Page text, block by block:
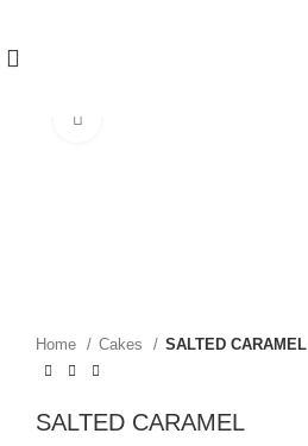
Home Cakes SALTED CARAMEL
SALTED CARAMEL